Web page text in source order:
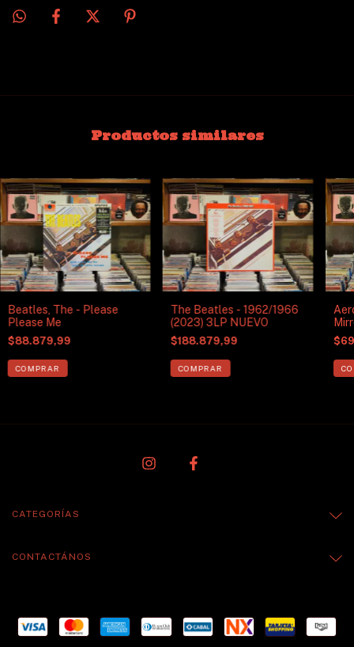
Productos similares
Beatles, The - Please
Please Me
$88.879,99
The Beatles - 1962/1966
(2023) 3LP NUEVO
$188.879,99
CATEGORÍAS
CONTACTÁNOS